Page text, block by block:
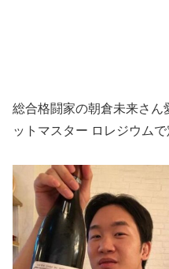
総合格闘家の朝倉未来さん
ットマスター ロレジウム